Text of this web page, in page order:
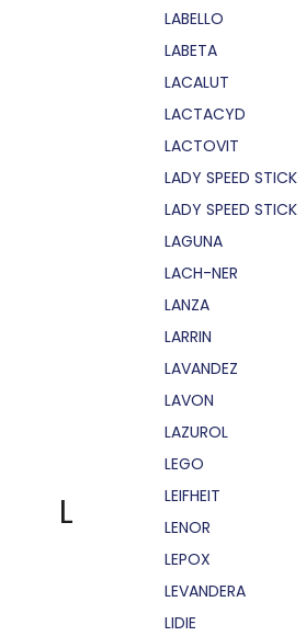
L
LABELLO
LABETA
LACALUT
LACTACYD
LACTOVIT
LADY SPEED STICK
LADY SPEED STICK
LAGUNA
LACH-NER
LANZA
LARRIN
LAVANDEZ
LAVON
LAZUROL
LEGO
LEIFHEIT
LENOR
LEPOX
LEVANDERA
LIDIE